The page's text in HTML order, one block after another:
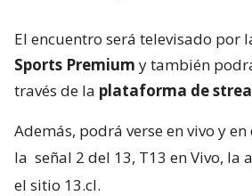
El encuentro será televisado por
Sports Premium y también
través de la plataforma de
Además, podrá verse en vivo y
la señal 2 del 13, T13 en Vivo, la
el sitio 13.cl.